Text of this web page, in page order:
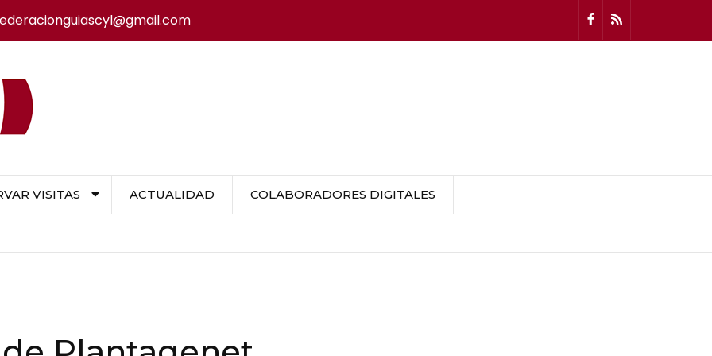
VISITAS ACTUALIDAD COLABORADORES DIGITALES